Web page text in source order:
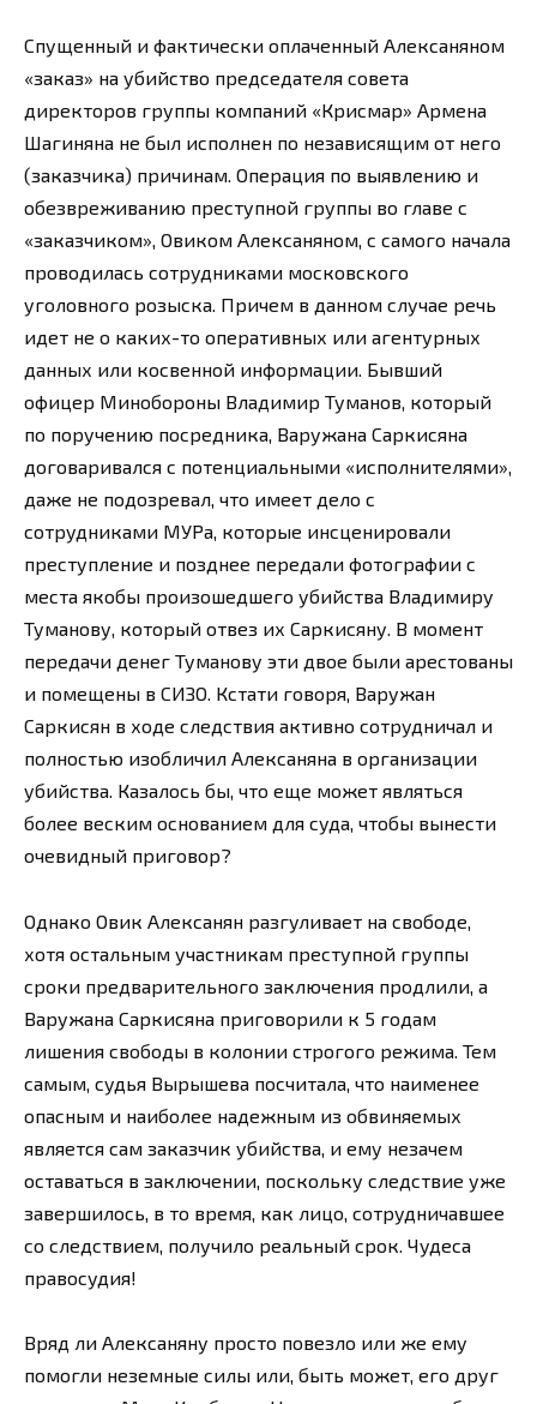
Спущенный и фактически оплаченный Алексаняном
«заказ» на убийство председателя совета
директоров группы компаний «Крисмар» Армена
Шагиняна не был исполнен по независящим от него
(заказчика) причинам. Операция по выявлению и
обезвреживанию преступной группы во главе с
«заказчиком», Овиком Алексаняном, с самого начала
проводилась сотрудниками московского
уголовного розыска. Причем в данном случае речь
идет не о каких-то оперативных или агентурных
данных или косвенной информации. Бывший
офицер Минобороны Владимир Туманов, который
по поручению посредника, Варужана Саркисяна
договаривался с потенциальными «исполнителями»,
даже не подозревал, что имеет дело с
сотрудниками МУРа, которые инсценировали
преступление и позднее передали фотографии с
места якобы произошедшего убийства Владимиру
Туманову, который отвез их Саркисяну. В момент
передачи денег Туманову эти двое были арестованы
и помещены в СИЗО. Кстати говоря, Варужан
Саркисян в ходе следствия активно сотрудничал и
полностью изобличил Алексаняна в организации
убийства. Казалось бы, что еще может являться
более веским основанием для суда, чтобы вынести
очевидный приговор?
Однако Овик Алексанян разгуливает на свободе,
хотя остальным участникам преступной группы
сроки предварительного заключения продлили, а
Варужана Саркисяна приговорили к 5 годам
лишения свободы в колонии строгого режима. Тем
самым, судья Вырышева посчитала, что наименее
опасным и наиболее надежным из обвиняемых
является сам заказчик убийства, и ему незачем
оставаться в заключении, поскольку следствие уже
завершилось, в то время, как лицо, сотрудничавшее
со следствием, получило реальный срок. Чудеса
правосудия!
Вряд ли Алексаняну просто повезло или же ему
помогли неземные силы или, быть может, его друг